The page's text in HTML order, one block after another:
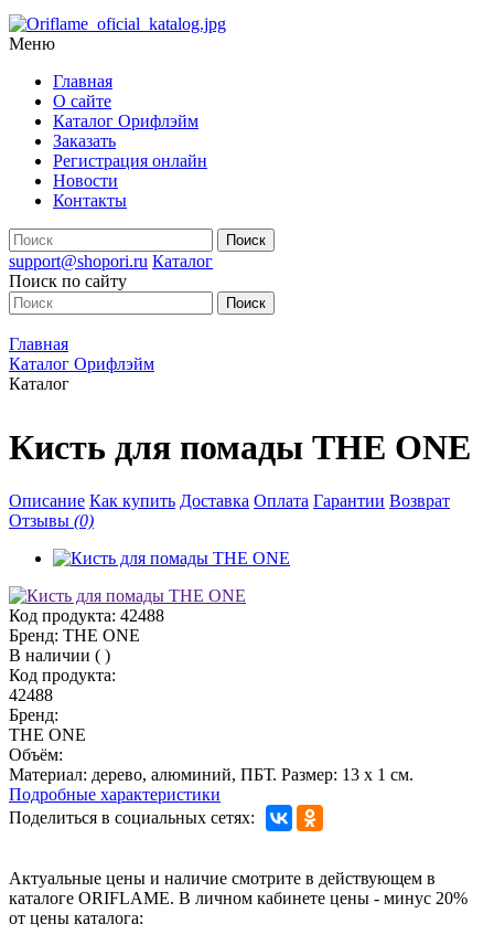
Меню
Главная
О сайте
Каталог Орифлэйм
Заказать
Регистрация онлайн
Новости
Контакты
support@shopori.ru Каталог
Поиск по сайту
Главная
Каталог Орифлэйм
Каталог
Кисть для помады THE ONE
Описание Как купить Доставка Оплата Гарантии Возврат
Отзывы (0)
Код продукта: 42488
Бренд: THE ONE
В наличии ( )
Код продукта:
42488
Бренд:
THE ONE
Объём:
Материал: дерево, алюминий, ПБТ. Размер: 13 x 1 см.
Подробные характеристики
Поделиться в социальных сетях:
Актуальные цены и наличие смотрите в действующем в
каталоге ORIFLAME. В личном кабинете цены - минус 20%
от цены каталога: